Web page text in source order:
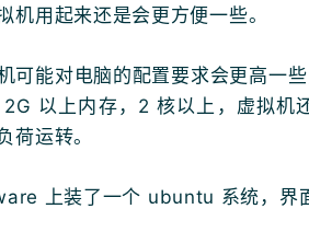
机用起来还是会更方便一些。
可能对电脑的配置要求会更高一
以上内存，2 核以上，虚拟机
荷运转。
上装了一个 ubuntu 系统，界